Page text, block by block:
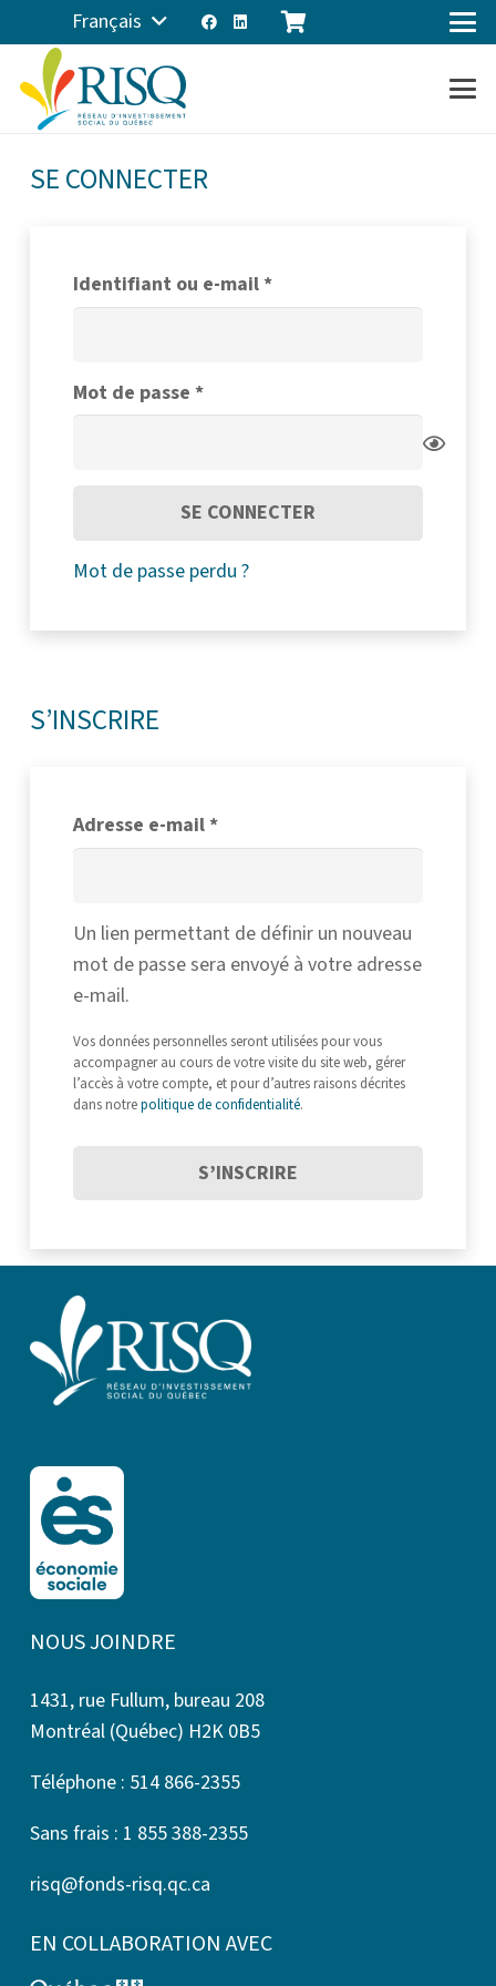
Français
SE CONNECTER
Identifiant ou e-mail*Obligatoire
Mot de passe*Obligatoire
SE CONNECTER
Mot de passe perdu ?
S’INSCRIRE
Adresse e-mail*Obligatoire
Un lien permettant de définir un nouveau
mot de passe sera envoyé à votre adresse
e-mail.
Vos données personnelles seront utilisées pour vous
accompagner au cours de votre visite du site web, gérer
l’accès à votre compte, et pour d’autres raisons décrites
dans notrepolitique de confidentialité.
S’INSCRIRE
NOUS JOINDRE
1431, rue Fullum, bureau 208
Montréal (Québec) H2K 0B5
Téléphone : 514 866-2355
Sans frais : 1 855 388-2355
risq@fonds-risq.qc.ca
EN COLLABORATION AVEC